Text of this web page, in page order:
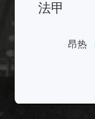
法甲
昂热